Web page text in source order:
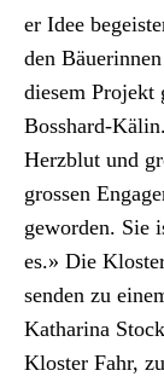
er Idee
den
diesem Pro­jekt
Bosshard-
Herzblut und
grossen
gewor­den. Sie
es.» Die
senden zu
Katha­ri­na
Kloster Fahr,